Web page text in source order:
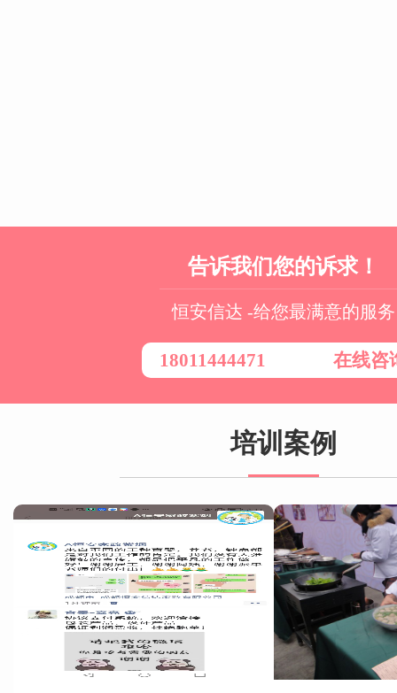
告诉我们您的诉求！
恒安信达 -给您最满意的服务
18011444471 在线咨
培训案例